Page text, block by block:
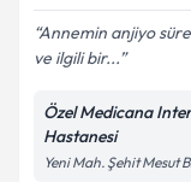
Metni'ni
Annemin anjiyo
ve ilgili bir...
Özel Medicana
Hastanesi
Yeni Mah. Şehit Mesut